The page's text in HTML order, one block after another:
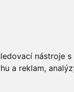
nástroje s
a reklam,
kalhotky